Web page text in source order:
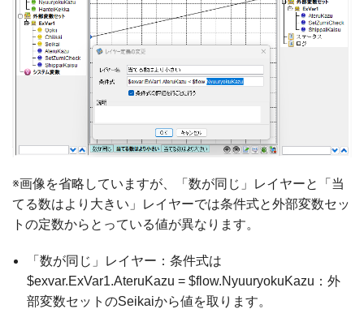
※画像を省略していますが、「数が同じ」レイヤーと「当
てる数はより大きい」レイヤーでは条件式と外部変数セッ
トの定数からとっている値が異なります。
「数が同じ」レイヤー：条件式は
$exvar.ExVar1.AteruKazu = $flow.NyuuryokuKazu：外
部変数セットのSeikaiから値を取ります。